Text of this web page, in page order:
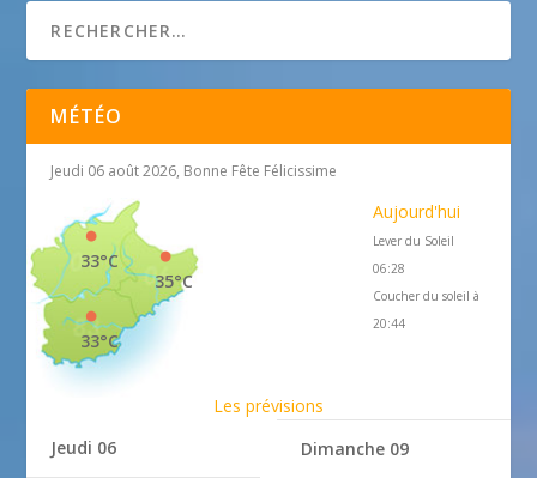
MÉTÉO
Jeudi 06 août 2026, Bonne Fête Félicissime
35°C
33°C
33°C
Aujourd'hui
Lever du Soleil
06:28
Coucher du soleil à
20:44
Les prévisions
Jeudi 06
Dimanche 09